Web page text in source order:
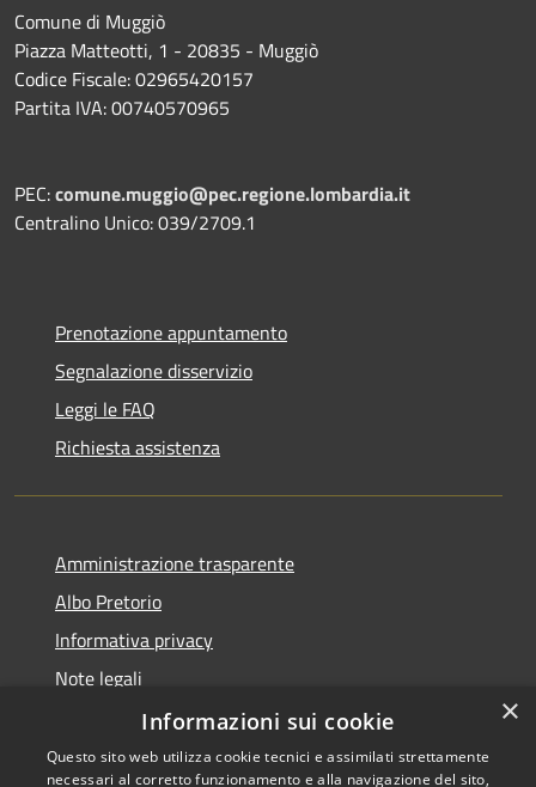
Comune di Muggiò
Piazza Matteotti, 1 - 20835 - Muggiò
Codice Fiscale: 02965420157
Partita IVA: 00740570965
PEC:comune.muggio@pec.regione.lombardia.it
Centralino Unico: 039/2709.1
Prenotazione appuntamento
Segnalazione disservizio
Leggi le FAQ
Richiesta assistenza
Amministrazione trasparente
Albo Pretorio
Informativa privacy
Note legali
Dichiarazione di accessibilità
×
Informazioni sui cookie
Questo sito web utilizza cookie tecnici e assimilati strettamente
necessari al corretto funzionamento e alla navigazione del sito,